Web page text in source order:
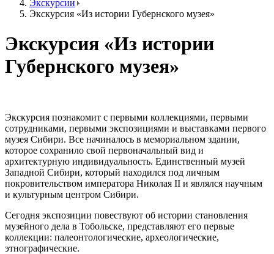
Экскурсии
Экскурсия «Из истории Губернского музея»
Экскурсия «Из истории
Губернского музея»
Экскурсия познакомит с первыми коллекциями, первыми
сотрудниками, первыми экспозициями и выставками первого
музея Сибири. Все начиналось в мемориальном здании,
которое сохранило свой первоначальный вид и
архитектурную индивидуальность. Единственный музей
Западной Сибири, который находился под личным
покровительством императора Николая II и являлся научным
и культурным центром Сибири.
Сегодня экспозиции повествуют об истории становления
музейного дела в Тобольске, представляют его первые
коллекции: палеонтологические, археологические,
этнографические.